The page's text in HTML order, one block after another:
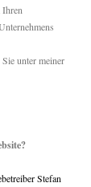
Ihren
unter meiner
Stefan